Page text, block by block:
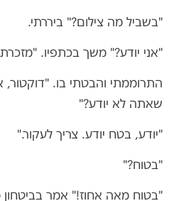
"בשביל מה צילום?" ביררתי.
"אני יודע?" משך בכתפיו.
התרוממתי והבטתי בו.
שאתה לא יודע?"
"יודע, בטח יודע. צריך לעקור."
"בטוח?"
"בטוח מאה אחוז!" אמר